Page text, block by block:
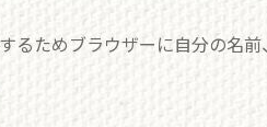
るためブラウザーに自分の名